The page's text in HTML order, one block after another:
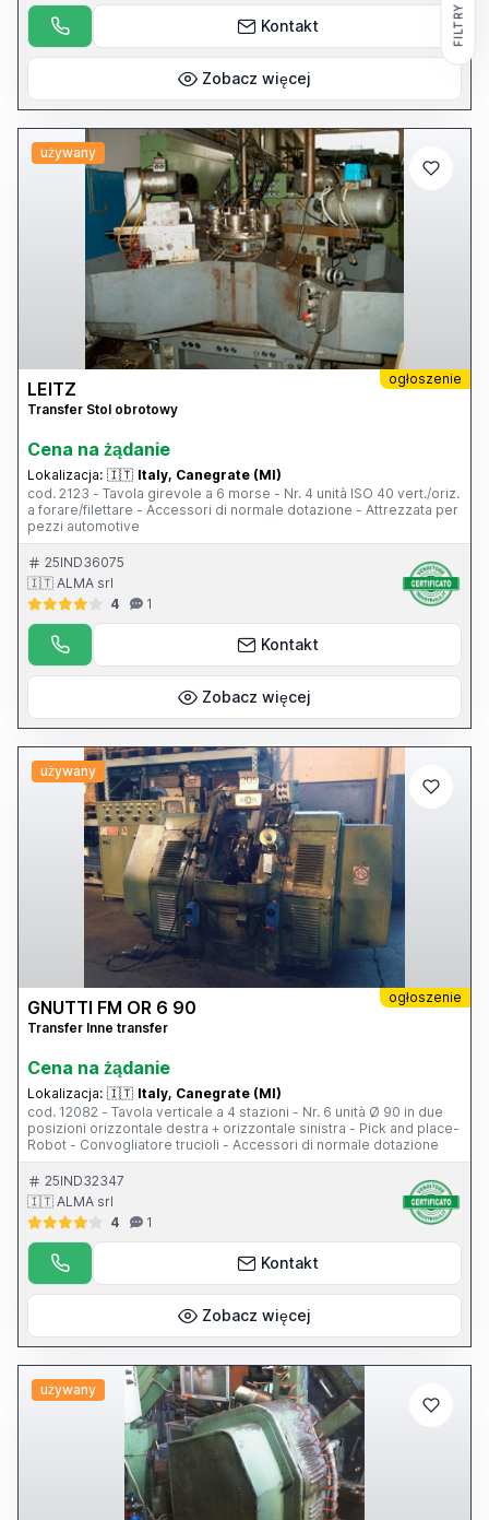
Kontakt
Zobacz więcej
używany
ogłoszenie
LEITZ
Transfer Stol obrotowy
Cena na żądanie
Lokalizacja: 🇮🇹 Italy, Canegrate (MI)
cod. 2123 - Tavola girevole a 6 morse - Nr. 4 unità ISO 40 vert./oriz.
a forare/filettare - Accessori di normale dotazione - Attrezzata per
pezzi automotive
25IND36075
🇮🇹 ALMA srl
4
1
Kontakt
Zobacz więcej
używany
ogłoszenie
GNUTTI FM OR 6 90
Transfer Inne transfer
Cena na żądanie
Lokalizacja: 🇮🇹 Italy, Canegrate (MI)
cod. 12082 - Tavola verticale a 4 stazioni - Nr. 6 unità Ø 90 in due
posizioni orizzontale destra + orizzontale sinistra - Pick and place-
Robot - Convogliatore trucioli - Accessori di normale dotazione
25IND32347
🇮🇹 ALMA srl
4
1
Kontakt
Zobacz więcej
używany
FILTRY